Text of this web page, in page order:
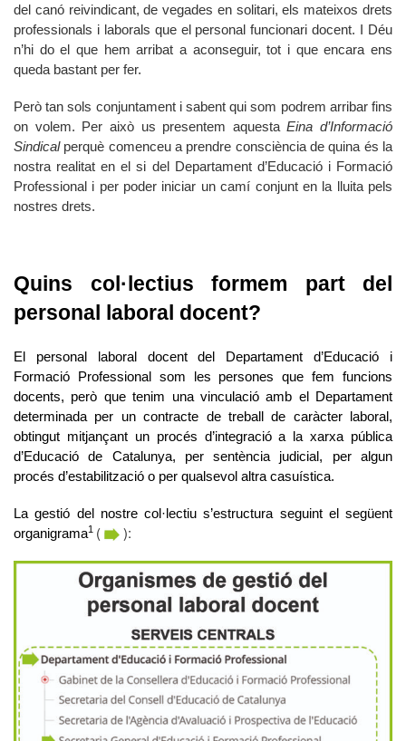
del canó reivindicant, de vegades en solitari, els mateixos drets
professionals i laborals que el personal funcionari docent. I Déu
n’hi do el que hem arribat a aconseguir, tot i que encara ens
queda bastant per fer.
Però tan sols conjuntament i sabent qui som podrem arribar fins
on volem. Per això us presentem aquestaEina d’Informació
Sindicalperquè comenceu a prendre consciència de quina és la
nostra realitat en el si del Departament d’Educació i Formació
Professional i per poder iniciar un camí conjunt en la lluita pels
nostres drets.
Quins col·lectius formem part del
personal laboral docent?
El personal laboral docent del Departament d’Educació i
Formació Professional som les persones que fem funcions
docents, però que tenim una vinculació amb el Departament
determinada per un contracte de treball de caràcter laboral,
obtingut mitjançant un procés d’integració a la xarxa pública
d’Educació de Catalunya, per sentència judicial, per algun
procés d’estabilització o per qualsevol altra casuística.
La gestió del nostre col·lectiu s’estructura seguint el següent
organigrama1 ( ):